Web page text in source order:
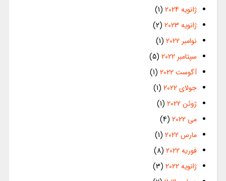
ژانویه 2024
(1)
ژانویه 2023
(2)
نوامبر 2022
(1)
سپتامبر 2022
(5)
آگوست 2022
(1)
جولای 2022
(1)
ژوئن 2022
(1)
می 2022
(4)
مارس 2022
(1)
فوریه 2022
(8)
ژانویه 2022
(3)